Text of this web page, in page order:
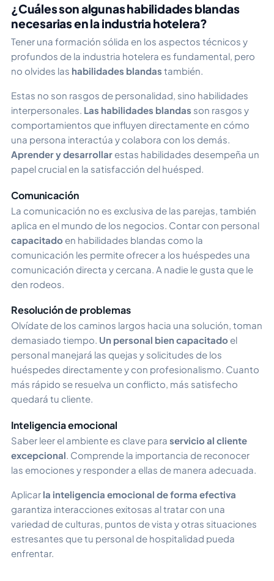
¿Cuáles son algunas habilidades blandas
necesarias en la industria hotelera?
Tener una formación sólida en los aspectos técnicos y
profundos de la industria hotelera es fundamental, pero
no olvides las habilidades blandas también.
Estas no son rasgos de personalidad, sino habilidades
interpersonales. Las habilidades blandas son rasgos y
comportamientos que influyen directamente en cómo
una persona interactúa y colabora con los demás.
Aprender y desarrollar estas habilidades desempeña un
papel crucial en la satisfacción del huésped.
Comunicación
La comunicación no es exclusiva de las parejas, también
aplica en el mundo de los negocios. Contar con personal
capacitado en habilidades blandas como la
comunicación les permite ofrecer a los huéspedes una
comunicación directa y cercana. A nadie le gusta que le
den rodeos.
Resolución de problemas
Olvídate de los caminos largos hacia una solución, toman
demasiado tiempo. Un personal bien capacitado el
personal manejará las quejas y solicitudes de los
huéspedes directamente y con profesionalismo. Cuanto
más rápido se resuelva un conflicto, más satisfecho
quedará tu cliente.
Inteligencia emocional
Saber leer el ambiente es clave para servicio al cliente
excepcional . Comprende la importancia de reconocer
las emociones y responder a ellas de manera adecuada.
Aplicar la inteligencia emocional de forma efectiva
garantiza interacciones exitosas al tratar con una
variedad de culturas, puntos de vista y otras situaciones
estresantes que tu personal de hospitalidad pueda
enfrentar.